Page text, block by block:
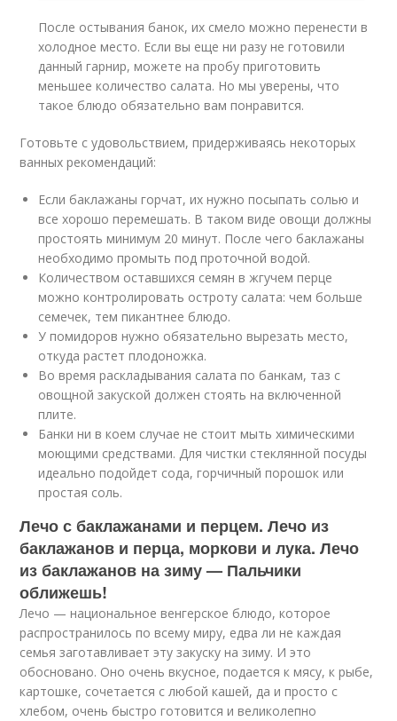
После остывания банок, их смело можно перенести в
холодное место. Если вы еще ни разу не готовили
данный гарнир, можете на пробу приготовить
меньшее количество салата. Но мы уверены, что
такое блюдо обязательно вам понравится.
Готовьте с удовольствием, придерживаясь некоторых
ванных рекомендаций:
Если баклажаны горчат, их нужно посыпать солью и
все хорошо перемешать. В таком виде овощи должны
простоять минимум 20 минут. После чего баклажаны
необходимо промыть под проточной водой.
Количеством оставшихся семян в жгучем перце
можно контролировать остроту салата: чем больше
семечек, тем пикантнее блюдо.
У помидоров нужно обязательно вырезать место,
откуда растет плодоножка.
Во время раскладывания салата по банкам, таз с
овощной закуской должен стоять на включенной
плите.
Банки ни в коем случае не стоит мыть химическими
моющими средствами. Для чистки стеклянной посуды
идеально подойдет сода, горчичный порошок или
простая соль.
Лечо с баклажанами и перцем. Лечо из
баклажанов и перца, моркови и лука. Лечо
из баклажанов на зиму — Пальчики
оближешь!
Лечо — национальное венгерское блюдо, которое
распространилось по всему миру, едва ли не каждая
семья заготавливает эту закуску на зиму. И это
обосновано. Оно очень вкусное, подается к мясу, к рыбе,
картошке, сочетается с любой кашей, да и просто с
хлебом, очень быстро готовится и великолепно